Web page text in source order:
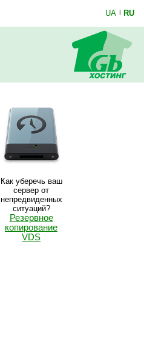
UA | RU
Как уберечь ваш
сервер от
непредвиденных
ситуаций?
Резервное
копирование
VDS